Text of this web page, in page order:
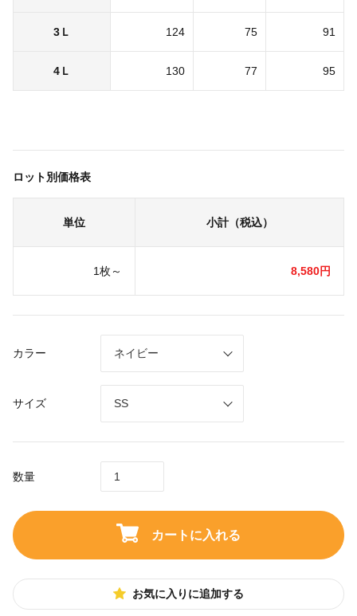
3Ｌ 124 75 91
4Ｌ 130 77 95
ロット別価格表
単位 小計（税込）
1枚～ 8,580円
カラー
サイズ
数量
カートに入れる
お気に入りに追加する